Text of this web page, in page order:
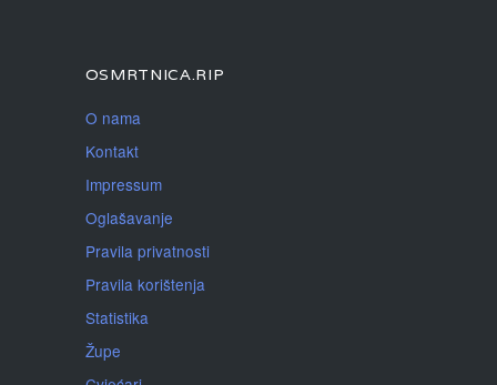
OSMRTNICA.RIP
O nama
Kontakt
Impressum
Oglašavanje
Pravila privatnosti
Pravila korištenja
Statistika
Župe